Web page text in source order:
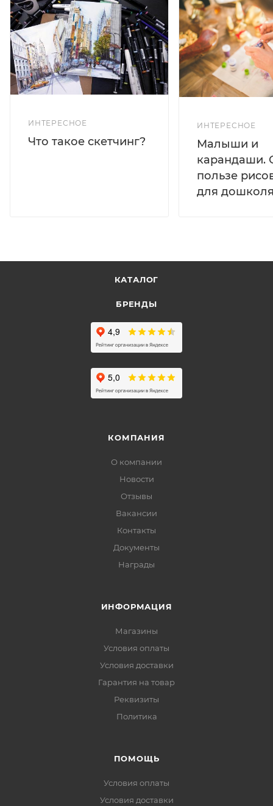
ИНТЕРЕСНОЕ
Что такое скетчинг?
ИНТЕРЕСНОЕ
Малыши и
карандаши.
пользе
для
КАТАЛОГ
БРЕНДЫ
КОМПАНИЯ
О компании
Новости
Отзывы
Вакансии
Контакты
Документы
Награды
ИНФОРМАЦИЯ
Магазины
Условия оплаты
Условия доставки
Гарантия на товар
Реквизиты
Политика
ПОМОЩЬ
Условия оплаты
Условия доставки